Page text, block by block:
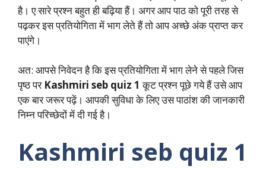
है। ए सारे प्रश्न बहुत ही बढ़िया हैं। अगर आप पाठ को पूरी तरह से
पढ़कर इस प्रतियोगिता में भाग लेते हैं तो आप अच्छे अंक प्राप्त कर
पाएंगे।
अत: आपसे निवेदन है कि इस प्रतियोगिता में भाग लेने से पहले जिस
पृष्ठ पर Kashmiri seb quiz 1 कूट प्रश्न पूछे गये हैं उसे आप
एक बार जरूर पढ़ें। आपकी सुविधा के लिए उस पाठांश की जानकारी
निम्न परिच्छेदों में दी गई है।
Kashmiri seb quiz 1